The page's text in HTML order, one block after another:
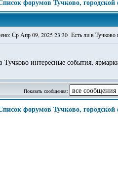
форумов Тучково,
Ср Апр 09, 2025 23:30 Есть ли в Тучково
Тучково интересные события,
Показать сообщения:
форумов Тучково,